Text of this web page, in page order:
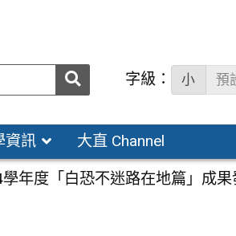
送出 字級： 小 預
資訊 大直 Channel
年度「白恐不迷路在地篇」成